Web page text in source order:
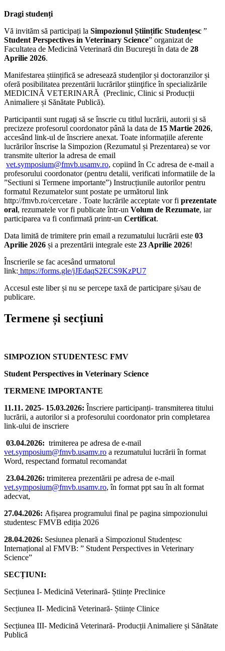
Dragi studenți
Vă invităm să participați la Simpozionul Științific Studențesc ”
Student Perspectives in Veterinary Science” organizat de
Facultatea de Medicină Veterinară din Bucureşti în data de 28
Aprilie 2026.
Manifestarea științifică se adresează studenţilor și doctoranzilor și
oferă posibilitatea prezentării lucrărilor ştiinţifice în specializările
MEDICINĂ VETERINARĂ (Preclinic, Clinic si Producții
Animaliere și Sănătate Publică).
Participantii sunt rugaţi să se înscrie cu titlul lucrării, autorii și să
precizeze profesorul coordonator până la data de 15 Martie 2026,
accesând link-ul de înscriere anexat. Toate informațiile aferente
lucrărilor înscrise la Simpozion (Rezumatul și Prezentarea) se vor
transmite ulterior la adresa de email
vet.symposium@fmvb.usamv.ro, copiind în Cc adresa de e-mail a
profesorului coordonator (pentru detalii, verificati informatiile de la
”Sectiuni si Termene importante”) Instrucțiunile autorilor pentru
formatul Rezumatelor sunt postate pe următorul link
http://fmvb.ro/cercetare . Toate lucrările acceptate vor fi prezentate
oral, rezumatele vor fi publicate într-un Volum de Rezumate, iar
participarea va fi confirmată printr-un Certificat.
Data limită de trimitere prin email a rezumatului lucrării este 03
Aprilie 2026 și a prezentării integrale este 23 Aprilie 2026!
Înscrierile se fac acesând urmatorul
link: https://forms.gle/jJEdaqS2ECS9KzPU7
Accesul este liber și nu se percepe taxă de participare și/sau de
publicare.
Termene și secțiuni
SIMPOZION STUDENTESC FMV
Student Perspectives in Veterinary Science
TERMENE IMPORTANTE
11.11. 2025- 15.03.2026: Înscriere participanți- transmiterea titului
lucrării, a autorilor si a profesorului coordonator prin completarea
link-ului de inscriere
03.04.2026: trimiterea pe adresa de e-mail
vet.symposium@fmvb.usamv.ro a rezumatului lucrării în format
Word, respectand formatul recomandat
23.04.2026: trimiterea prezentării pe adresa de e-mail
vet.symposium@fmvb.usamv.ro, în format ppt sau în alt format
adecvat,
27.04.2026: Afișarea programului final pe pagina simpozionului
studentesc FMVB ediția 2026
28.04.2026: Sesiunea plenară a Simpozionul Studențesc
Internațional al FMVB: ” Student Perspectives in Veterinary
Science”
SECȚIUNI:
Secțiunea I- Medicină Veterinară- Științe Preclinice
Secțiunea II- Medicină Veterinară- Științe Clinice
Secțiunea III- Medicină Veterinară- Producții Animaliere și Sănătate
Publică